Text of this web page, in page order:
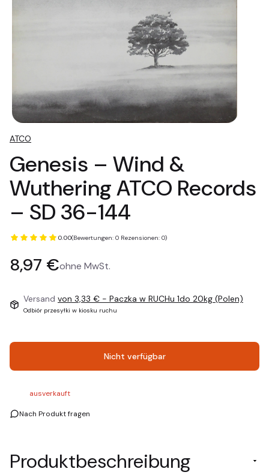
ATCO
Genesis – Wind &
Wuthering ATCO Records
– SD 36-144
0.00(Bewertungen: 0 Rezensionen: 0)
Preis
8,97 €ohne MwSt.
Versand von 3,33 € - Paczka w RUCHu 1do 20kg (Polen)
Odbiór przesyłki w kiosku ruchu
Nicht verfügbar
ausverkauft
Nach Produkt fragen
Produktbeschreibung